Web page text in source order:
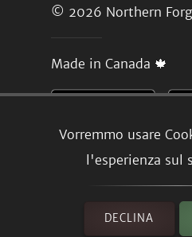
Vorremmo usare
l'esperienza
DECLINA
© 2026 Northern
Made in Canada 🍁